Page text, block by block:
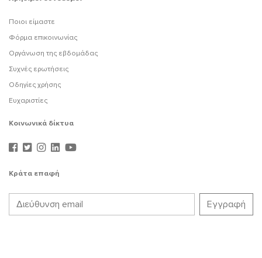
Ποιοι είμαστε
Φόρμα επικοινωνίας
Οργάνωση της εβδομάδας
Συχνές ερωτήσεις
Οδηγίες χρήσης
Ευχαριστίες
Κοινωνικά δίκτυα
Κράτα επαφή